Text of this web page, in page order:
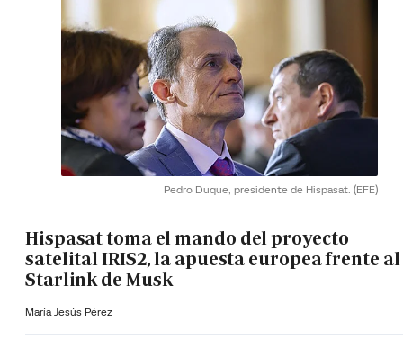
Pedro Duque, presidente de Hispasat. (EFE)
Hispasat toma el mando del proyecto
satelital IRIS2, la apuesta europea frente al
Starlink de Musk
María Jesús Pérez